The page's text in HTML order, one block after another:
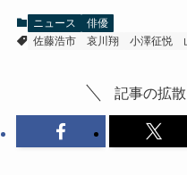
ニュース
俳優
佐藤浩市
哀川翔 小澤征悦
記事の拡